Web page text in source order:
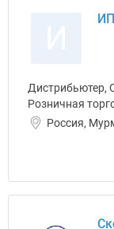
Дистрибьютер,
Розничная
Россия,